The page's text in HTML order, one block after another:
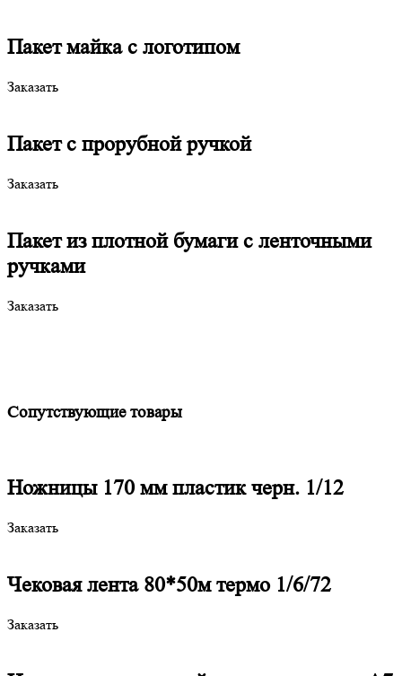
Пакет майка с логотипом
Заказать
Пакет с прорубной ручкой
Заказать
Пакет из плотной бумаги с ленточными
ручками
Заказать
Сопутствующие товары
Ножницы 170 мм пластик черн. 1/12
Заказать
Чековая лента 80*50м термо 1/6/72
Заказать